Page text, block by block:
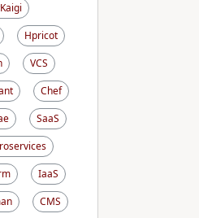
Hpricot
VCS
Chef
SaaS
IaaS
CMS